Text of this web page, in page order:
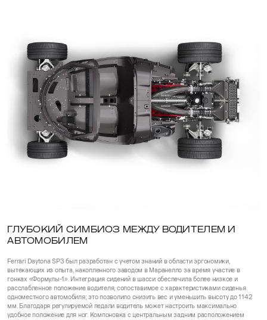
ГЛУБОКИЙ СИМБИОЗ МЕЖДУ ВОДИТЕЛЕМ И
АВТОМОБИЛЕМ
Ferrari Daytona SP3 был разработан с учетом знаний в области эргономики,
вытекающих из опыта, накопленного заводом в Маранелло за время участие в
гонках «Формулы-1». Интеграция сидений в шасси обеспечила более низкое и
расслабленное положение водителя, сопоставимое с характеристиками сиденья
одноместного автомобиля; это позволило снизить вес и уменьшить высоту до 1142
мм. Благодаря регулируемой педали водитель может настроить максимально
удобное положение для ног. Компоновка с центральным задним расположением